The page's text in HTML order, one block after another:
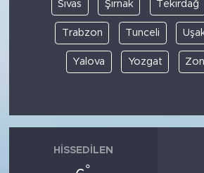
Sivas Şırnak Tekirdağ
Trabzon Tunceli
Yalova Yozgat
HISSEDILEN
°